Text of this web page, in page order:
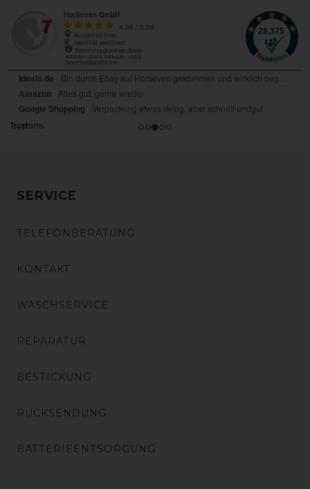
SERVICE
TELEFONBERATUNG
KONTAKT
WASCHSERVICE
REPARATUR
BESTICKUNG
RÜCKSENDUNG
BATTERIEENTSORGUNG